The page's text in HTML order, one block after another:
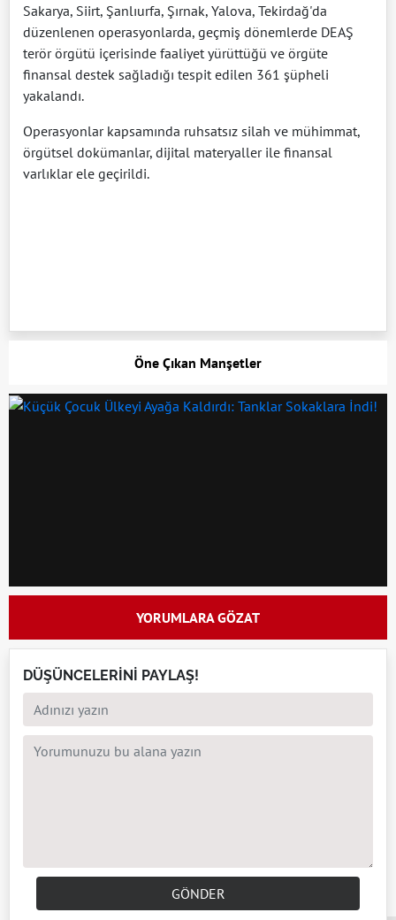
Sakarya, Siirt, Şanlıurfa, Şırnak, Yalova, Tekirdağ'da
düzenlenen operasyonlarda, geçmiş dönemlerde DEAŞ
terör örgütü içerisinde faaliyet yürüttüğü ve örgüte
finansal destek sağladığı tespit edilen 361 şüpheli
yakalandı.
Operasyonlar kapsamında ruhsatsız silah ve mühimmat,
örgütsel dokümanlar, dijital materyaller ile finansal
varlıklar ele geçirildi.
Öne Çıkan Manşetler
YORUMLARA GÖZAT
DÜŞÜNCELERİNİ PAYLAŞ!
GÖNDER